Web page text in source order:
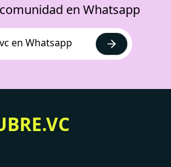
en Whatsapp
en Whatsapp